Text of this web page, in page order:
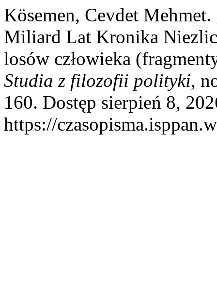
Kösemen, Cevdet
Miliard Lat Kronika
losów człowieka
Studia z filozofii polityki,
160. Dostęp sierpień 8,
https://